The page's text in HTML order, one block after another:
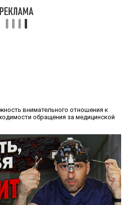
внимательного отношения к
обращения за медицинской